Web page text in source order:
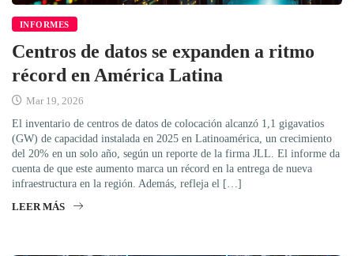
INFORMES
Centros de datos se expanden a ritmo
récord en América Latina
Mar 19, 2026
El inventario de centros de datos de colocación alcanzó 1,1 gigavatios
(GW) de capacidad instalada en 2025 en Latinoamérica, un crecimiento
del 20% en un solo año, según un reporte de la firma JLL. El informe da
cuenta de que este aumento marca un récord en la entrega de nueva
infraestructura en la región. Además, refleja el […]
LEER MÁS